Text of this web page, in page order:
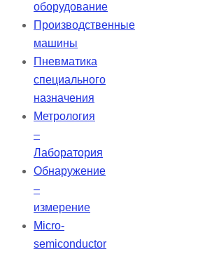
оборудование
Производственные
машины
Пневматика
специального
назначения
Метрология
–
Лаборатория
Обнаружение
–
измерение
Micro-
semiconductor